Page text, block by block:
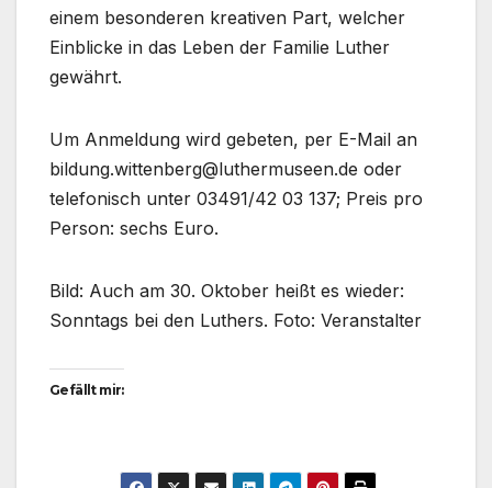
einem besonderen kreativen Part, welcher
Einblicke in das Leben der Familie Luther
gewährt.
Um Anmeldung wird gebeten, per E-Mail an
bildung.wittenberg@luthermuseen.de oder
telefonisch unter 03491/42 03 137; Preis pro
Person: sechs Euro.
Bild: Auch am 30. Oktober heißt es wieder:
Sonntags bei den Luthers. Foto: Veranstalter
Gefällt mir: